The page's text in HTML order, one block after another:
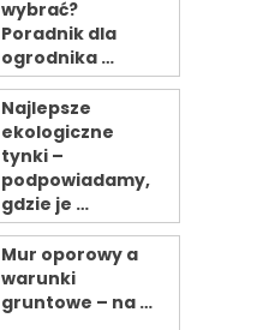
wybrać?
Poradnik dla
ogrodnika …
Najlepsze
ekologiczne
tynki –
podpowiadamy,
gdzie je …
Mur oporowy a
warunki
gruntowe – na …